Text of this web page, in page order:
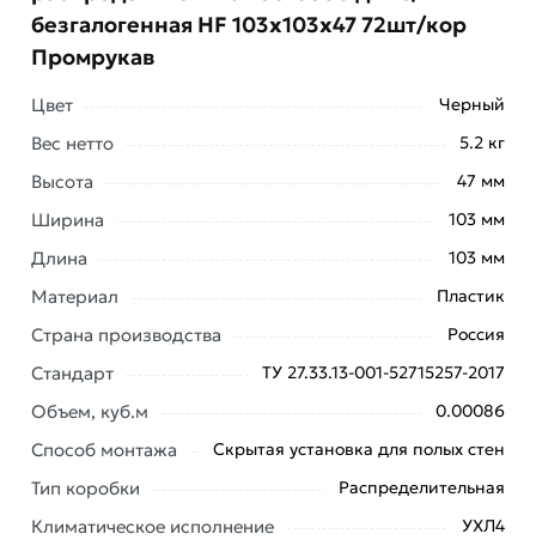
Распределительная коробка Промрукав для с/п
применяется для защиты мест соединения проводов
и кабелей от механических повреждений и от
проникновения посторонних предметов.
Коробка обеспечивает пожарную безопасность при
прокладке электропроводки внутри стен, потолков
зданий и сооружений. Коробка имеет высокую
стойкость к воспламенению.
безгалогенная HF 103х103х47 72шт/кор
Промрукав
Цвет Черный
Вес нетто 5.2 кг
Высота 47 мм
Ширина 103 мм
Длина 103 мм
Материал Пластик
Страна производства Россия
Стандарт ТУ 27.33.13-001-52715257-2017
Объем, куб.м 0.00086
Способ монтажа Скрытая установка для полых стен
Тип коробки Распределительная
Климатическое исполнение УХЛ4